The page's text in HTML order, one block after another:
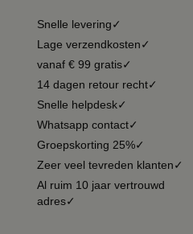
Snelle levering✓
Lage verzendkosten✓
vanaf € 99 gratis✓
14 dagen retour recht✓
Snelle helpdesk✓
Whatsapp contact✓
Groepskorting 25%✓
Zeer veel tevreden klanten✓
Al ruim 10 jaar vertrouwd
adres✓